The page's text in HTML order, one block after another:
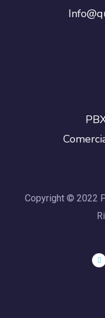
Copyright © 2022